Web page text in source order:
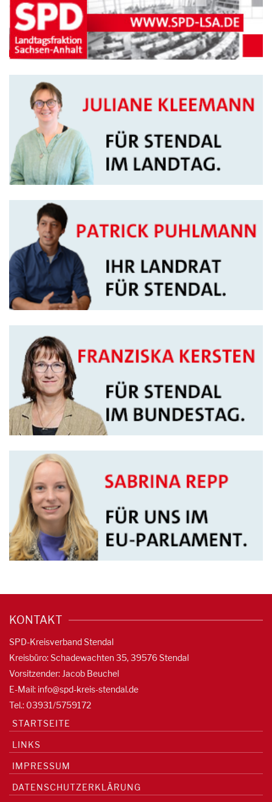
KONTAKT
SPD-Kreisverband Stendal
Kreisbüro: Schadewachten 35, 39576 Stendal
Vorsitzender: Jacob Beuchel
E-Mail: info@spd-kreis-stendal.de
Tel.: 03931/5759172
STARTSEITE
LINKS
IMPRESSUM
DATENSCHUTZERKLÄRUNG